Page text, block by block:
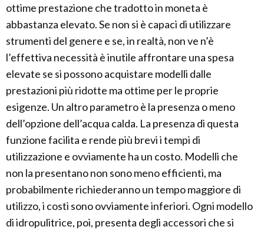
ottime prestazione che tradotto in moneta è
abbastanza elevato. Se non si è capaci di utilizzare
strumenti del genere e se, in realtà, non ve n’è
l’effettiva necessità è inutile affrontare una spesa
elevate se si possono acquistare modelli dalle
prestazioni più ridotte ma ottime per le proprie
esigenze. Un altro parametro è la presenza o meno
dell’opzione dell’acqua calda. La presenza di questa
funzione facilita e rende più brevi i tempi di
utilizzazione e ovviamente ha un costo. Modelli che
non la presentano non sono meno efficienti, ma
probabilmente richiederanno un tempo maggiore di
utilizzo, i costi sono ovviamente inferiori. Ogni modello
di idropulitrice, poi, presenta degli accessori che si